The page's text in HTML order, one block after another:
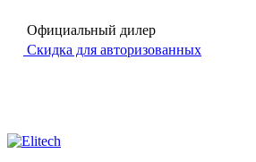
Официальный дилер
Скидка для авторизованных